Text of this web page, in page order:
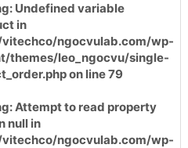
: Undefined variable
in
ngocvulab.com/wp-
themes/leo_ngocvu/single-
on line79
: Attempt to read property
null in
ngocvulab.com/wp-